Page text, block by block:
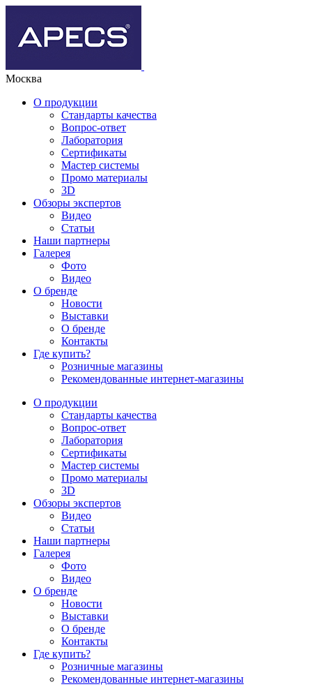
Москва
О продукции
Стандарты качества
Вопрос-ответ
Лаборатория
Сертификаты
Мастер системы
Промо материалы
3D
Обзоры экспертов
Видео
Статьи
Наши партнеры
Галерея
Фото
Видео
О бренде
Новости
Выставки
О бренде
Контакты
Где купить?
Розничные магазины
Рекомендованные интернет-магазины
О продукции
Стандарты качества
Вопрос-ответ
Лаборатория
Сертификаты
Мастер системы
Промо материалы
3D
Обзоры экспертов
Видео
Статьи
Наши партнеры
Галерея
Фото
Видео
О бренде
Новости
Выставки
О бренде
Контакты
Где купить?
Розничные магазины
Рекомендованные интернет-магазины